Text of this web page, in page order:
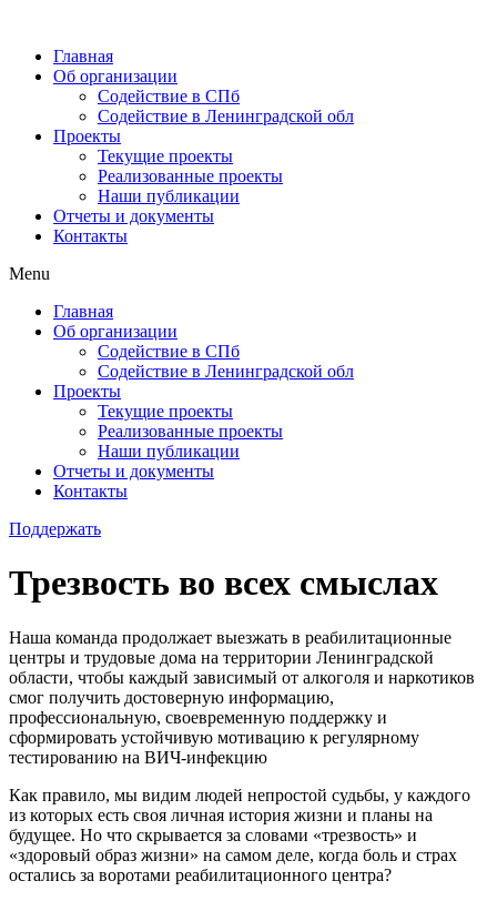
Главная
Об организации
Содействие в СПб
Содействие в Ленинградской обл
Проекты
Текущие проекты
Реализованные проекты
Наши публикации
Отчеты и документы
Контакты
Menu
Главная
Об организации
Содействие в СПб
Содействие в Ленинградской обл
Проекты
Текущие проекты
Реализованные проекты
Наши публикации
Отчеты и документы
Контакты
Поддержать
Трезвость во всех смыслах
Наша команда продолжает выезжать в реабилитационные
центры и трудовые дома на территории Ленинградской
области, чтобы каждый зависимый от алкоголя и наркотиков
смог получить достоверную информацию,
профессиональную, своевременную поддержку и
сформировать устойчивую мотивацию к регулярному
тестированию на ВИЧ-инфекцию
Как правило, мы видим людей непростой судьбы, у каждого
из которых есть своя личная история жизни и планы на
будущее. Но что скрывается за словами «трезвость» и
«здоровый образ жизни» на самом деле, когда боль и страх
остались за воротами реабилитационного центра?